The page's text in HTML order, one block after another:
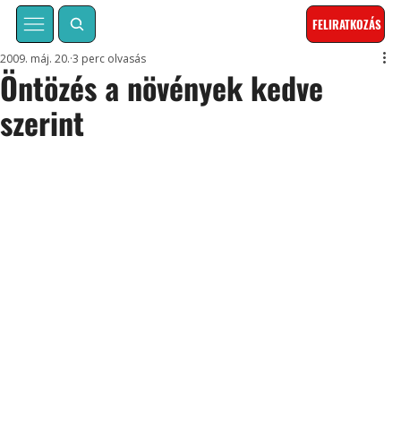
FELIRATKOZÁS
Öntözés a növények kedve
szerint
2009. máj. 20. 3 perc olvasás